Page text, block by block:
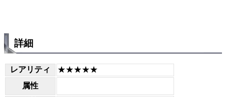
詳細
レアリティ
★★★★★
属性